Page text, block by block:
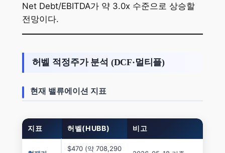
Net Debt/EBITDA가 약 3.0x 수준으로 상승할
전망이다.
허벨 적정주가 분석 (DCF·멀티플)
현재 밸류에이션 지표
지표 허벨(HUBB) 비고
$470 (약 708,290